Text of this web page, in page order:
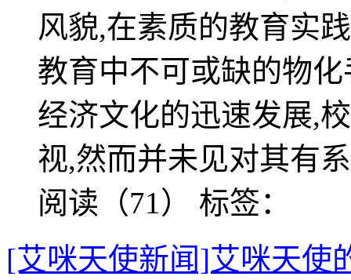
风貌,在素质的教育实
教育中不可或缺的物
经济文化的迅速发展,
视,然而并未见对其有
阅读（71） 标签：
[艾咪天使新闻]艾咪天使